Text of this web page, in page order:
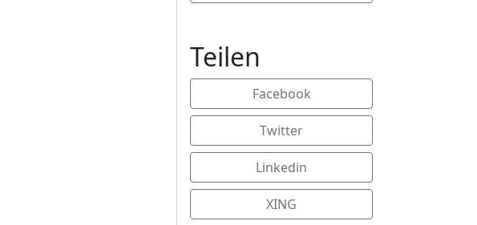
Teilen
Facebook
Twitter
Linkedin
XING